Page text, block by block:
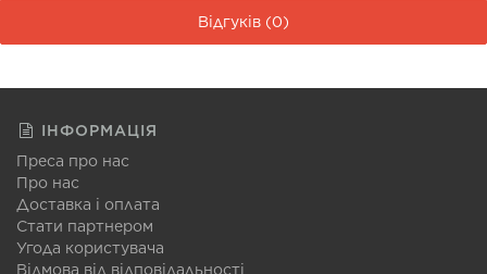
Відгуків (0)
ІНФОРМАЦІЯ
Преса про нас
Про нас
Доставка і оплата
Стати партнером
Угода користувача
Відмова від відповідальності